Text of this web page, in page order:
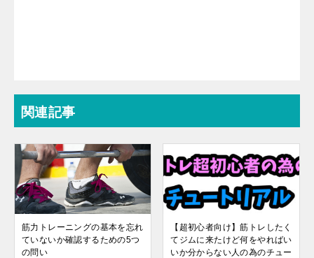
関連記事
筋力トレーニングの基本を忘れ
ていないか確認するための5つ
の問い
【超初心者向け】筋トレしたく
てジムに来たけど何をやればい
いか分からない人の為のチュー